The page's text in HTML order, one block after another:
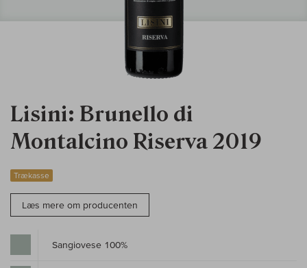
Lisini: Brunello di
Montalcino Riserva 2019
Trækasse
Læs mere om producenten
Sangiovese 100%